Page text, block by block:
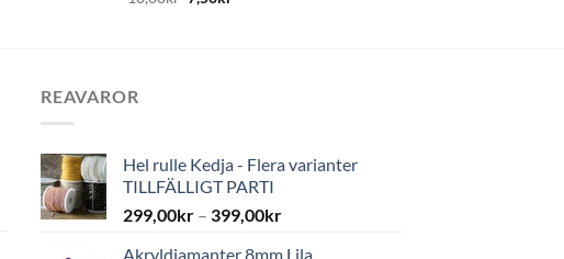
REAVAROR
Hel rulle Kedja - Flera varianter
TILLFÄLLIGT PARTI
299,00kr – 399,00kr
Akryldiamanter 8mm Lila